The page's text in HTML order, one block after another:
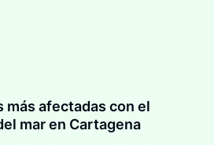
más afectadas con el
mar en Cartagena